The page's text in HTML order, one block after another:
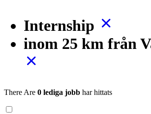
Internship
inom 25 km från
There Are 0 lediga jobb har hittats